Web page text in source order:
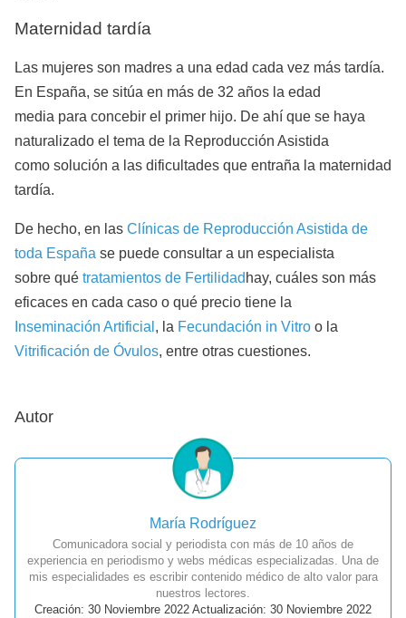
Maternidad tardía
Las mujeres son madres a una edad cada vez más tardía.
En España, se sitúa en más de 32 años la edad
media para concebir el primer hijo. De ahí que se haya
naturalizado el tema de la Reproducción Asistida
como solución a las dificultades que entraña la maternidad
tardía.
De hecho, en las Clínicas de Reproducción Asistida de
toda España se puede consultar a un especialista
sobre qué tratamientos de Fertilidad hay, cuáles son más
eficaces en cada caso o qué precio tiene la
Inseminación Artificial , la Fecundación in Vitro o la
Vitrificación de Óvulos, entre otras cuestiones.
Autor
María Rodríguez
Comunicadora social y periodista con más de 10 años de
experiencia en periodismo y webs médicas especializadas. Una de
mis especialidades es escribir contenido médico de alto valor para
nuestros lectores.
Creación: 30 Noviembre 2022 Actualización: 30 Noviembre 2022